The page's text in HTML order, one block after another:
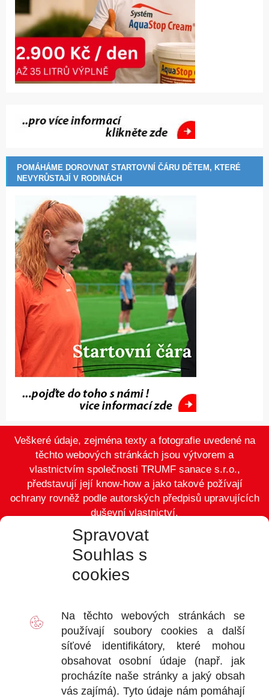
Spravovat
Souhlas s
cookies
Na těchto webových stránkách se
používají souborycookies a další
síťové identifikátory, které mohou
obsahovat osobní údaje (např. jak
procházíte naše stránky a jaký obsah
vás zajímá). Tyto údaje nám pomáhají
POMÁHÁME DOROVNAT STARTOVNÍ ČÁRU DĚTEM, KTERÉ
NEVYRŮSTAJÍ V RODINÁCH
Veškeré údaje, zejména texty a fotografie uvedené na
těchto webových stránkách jsou výtvorem a
vlastnictvím společnosti TRUMF sanace s.r.o.,
představují její know-how a jako takové požívají
ochrany rovněž podle autorských předpisů upravujících
duševní vlastnictví.